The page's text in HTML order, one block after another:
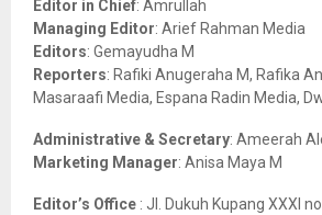
r
:
Editor in Chief: Amrullah
Managing Editor: Arief Rahman Media
Editors: Gemayudha M
Reporters: Rafiki Anugeraha M, Rafika
Masaraafi Media, Espana Radin Media,
Administrative & Secretary: Ameerah
Marketing Manager: Anisa Maya M
Editor’s Office : Jl. Dukuh Kupang XXXI